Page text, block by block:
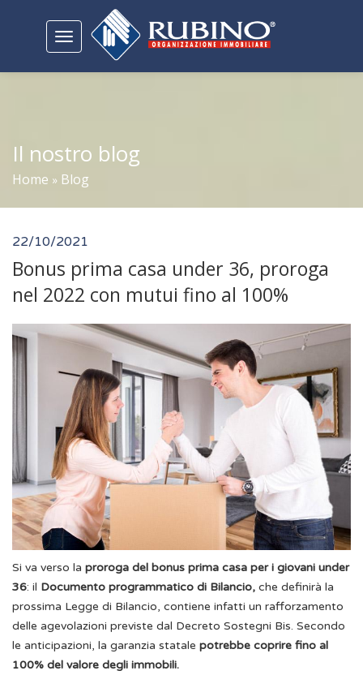
Toggle
navigation
Il nostro blog
Home » Blog
22/10/2021
Bonus prima casa under 36, proroga
nel 2022 con mutui fino al 100%
Si va verso la proroga del bonus prima casa per i giovani under
36: il Documento programmatico di Bilancio, che definirà la
prossima Legge di Bilancio, contiene infatti un rafforzamento
delle agevolazioni previste dal Decreto Sostegni Bis. Secondo
le anticipazioni, la garanzia statale potrebbe coprire fino al
100% del valore degli immobili.